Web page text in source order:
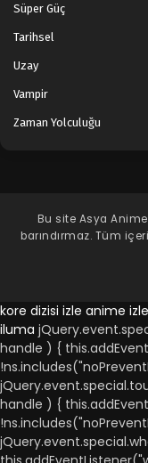
Süper Güç
Tarihsel
Uzay
Vampir
Zaman Yolculuğu
Bu site Asya
barındırmaz. Tüm
kore dizisi izle anime izle
iluma
handle ) {
handle ) {